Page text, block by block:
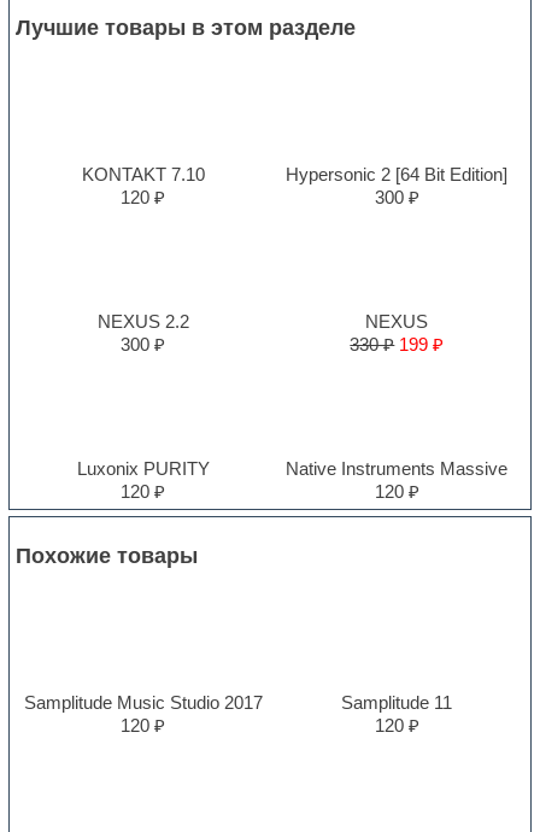
Лучшие товары в этом разделе
KONTAKT 7.10
120 ₽
Hypersonic 2 [64 Bit Edition]
300 ₽
NEXUS 2.2
300 ₽
NEXUS
330 ₽ 199 ₽
Luxonix PURITY
120 ₽
Native Instruments Massive
120 ₽
Похожие товары
Samplitude Music Studio 2017
120 ₽
Samplitude 11
120 ₽